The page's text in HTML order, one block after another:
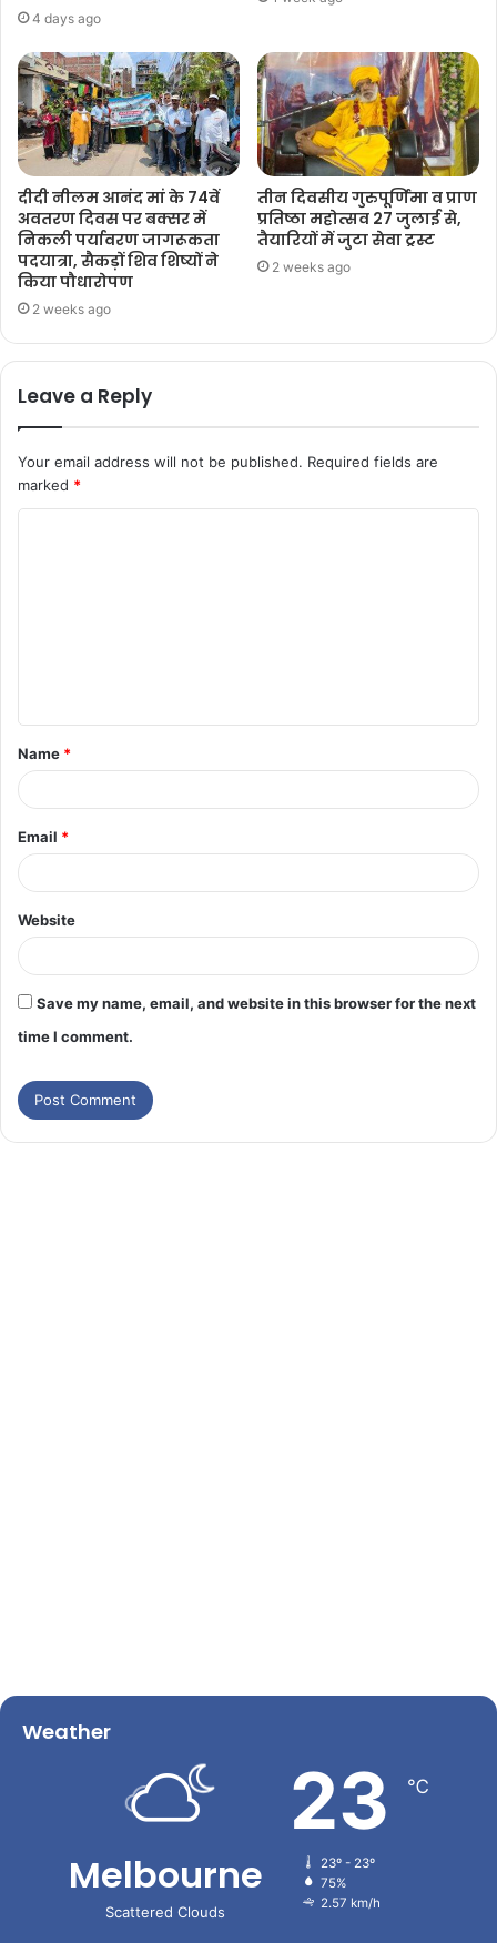
4 days ago
दीदी नीलम आनंद मां के 74वें
अवतरण दिवस पर बक्सर में
निकली पर्यावरण जागरूकता
पदयात्रा, सैकड़ों शिव शिष्यों ने
किया पौधारोपण
2 weeks ago
तीन दिवसीय गुरुपूर्णिमा व प्राण
प्रतिष्ठा महोत्सव 27 जुलाई से,
तैयारियों में जुटा सेवा ट्रस्ट
2 weeks ago
Leave a Reply
Your email address will not be published. Required fields are
marked *
Name *
Email *
Website
Save my name, email, and website in this browser for the next
time I comment.
Weather
Melbourne
Scattered Clouds
23 ℃
23º - 23º
75%
2.57 km/h